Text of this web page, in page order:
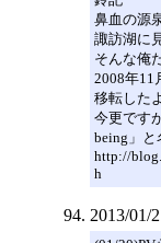
鼻血の源
諏訪湖に
そんな俺
2008年11
移転した
今更です
being」と
http://
h
2013/01/